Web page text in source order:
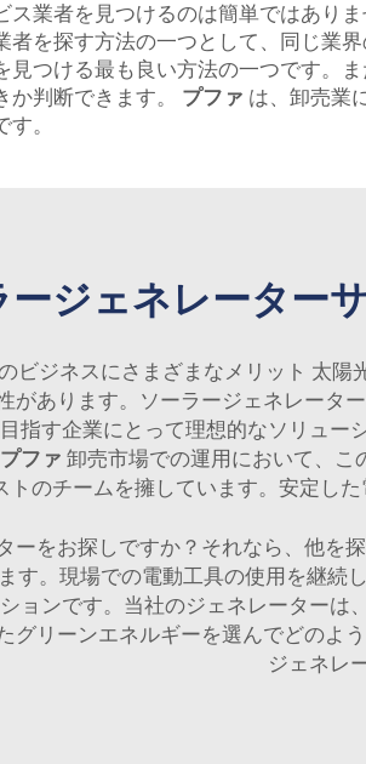
業者を見つけるのは簡単ではあり
を探す方法の一つとして、同じ業
見つける最も良い方法の一つです。
判断できます。 プファ は、卸売業
。
ジェネレーター
ビジネスにさまざまなメリット 太
があります。ソーラージェネレー
指す企業にとって理想的なソリュー
プファ 卸売市場での運用において、こ
トのチームを擁しています。安定し
ーをお探しですか？それなら、他を
す。現場での電動工具の使用を継
ョンです。当社のジェネレーター
グリーンエネルギーを選んでどのよ
ジェネレ